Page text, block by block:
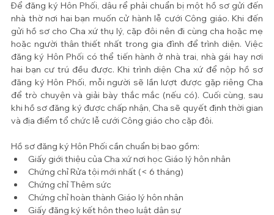
Để đăng ký Hôn Phối, dâu rể phải chuẩn bị một hồ sơ gửi đến
nhà thờ nơi hai bạn muốn cử hành lễ cưới Công giáo. Khi đến
gửi hồ sơ cho Cha xứ thụ lý, cặp đôi nên đi cùng cha hoặc mẹ
hoặc người thân thiết nhất trong gia đình để trình diện. Việc
đăng ký Hôn Phối có thể tiến hành ở nhà trai, nhà gái hay nơi
hai bạn cư trú đều được. Khi trình diện Cha xứ để nộp hồ sơ
đăng ký Hôn Phối, mỗi người sẽ lần lượt được gặp riêng Cha
để trò chuyện và giải bày thắc mắc (nếu có). Cuối cùng, sau
khi hồ sơ đăng ký được chấp nhận, Cha sẽ quyết định thời gian
và địa điểm tổ chức lễ cưới Công giáo cho cặp đôi.
Hồ sơ đăng ký Hôn Phối cần chuẩn bị bao gồm:
Giấy giới thiệu của Cha xứ nơi học Giáo lý hôn nhân
Chứng chỉ Rửa tội mới nhất (< 6 tháng)
Chứng chỉ Thêm sức
Chứng chỉ hoàn thành Giáo lý hôn nhân
Giấy đăng ký kết hôn theo luật dân sự